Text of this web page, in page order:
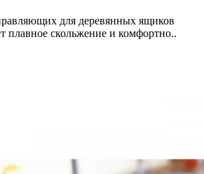
для деревянных ящиков
плавное скольжение и комфортно..